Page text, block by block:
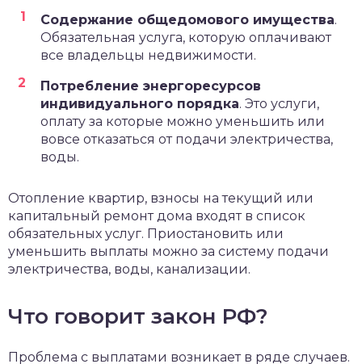
Содержание общедомового имущества.
Обязательная услуга, которую оплачивают
все владельцы недвижимости.
Потребление энергоресурсов
индивидуального порядка. Это услуги,
оплату за которые можно уменьшить или
вовсе отказаться от подачи электричества,
воды.
Отопление квартир, взносы на текущий или
капитальный ремонт дома входят в список
обязательных услуг. Приостановить или
уменьшить выплаты можно за систему подачи
электричества, воды, канализации.
Что говорит закон РФ?
Проблема с выплатами возникает в ряде случаев.